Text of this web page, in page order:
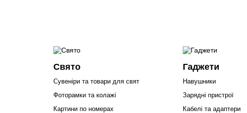
Свято
Сувеніри та товари для свят
Фоторамки та колажі
Картини по номерах
Гаджети
Навушники
Зарядні пристрої
Кабелі та адаптери